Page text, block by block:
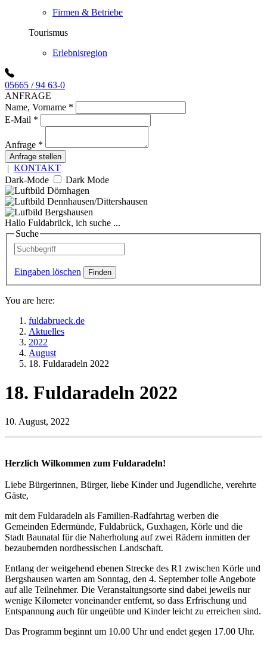
Firmen & Betriebe
Tourismus
Erlebnisregion
05665 / 94 63-0
ANFRAGE
Name, Vorname *
E-Mail *
Anfrage *
Anfrage stellen
| KONTAKT
Dark-Mode
Dark Mode
Hallo Fuldabrück, ich suche ...
Suche
Eingaben löschen
You are here:
fuldabrueck.de
Aktuelles
2022
August
18. Fuldaradeln 2022
18. Fuldaradeln 2022
10. August, 2022
Herzlich Wilkommen zum Fuldaradeln!
Liebe Bürgerinnen, Bürger, liebe Kinder und Jugendliche, verehrte
Gäste,
mit dem Fuldaradeln als Familien-Radfahrtag werben die
Gemeinden Edermünde, Fuldabrück, Guxhagen, Körle und die
Stadt Baunatal für die Naherholung auf zwei Rädern inmitten der
bezaubernden nordhessischen Landschaft.
Entlang der weitgehend ebenen Strecke des R1 zwischen Körle und
Bergshausen warten am Sonntag, den 4. September tolle Angebote
auf alle Teilnehmer. Die Veranstaltungsorte sind dabei jeweils nur
wenige Kilometer voneinander entfernt, so dass Erfrischung und
Entspannung auch für ungeübte und Kinder leicht zu erreichen sind.
Das Programm beginnt um 10.00 Uhr und endet gegen 17.00 Uhr.